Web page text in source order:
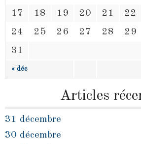
« déc
17
18 19 20 21 22
24
25 26 27 28 29
31
Articles
31 décembre
30 décembre